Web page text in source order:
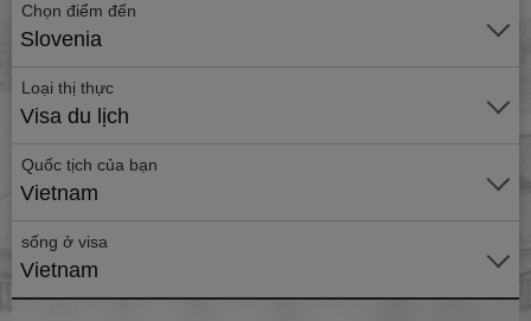
Chọn điểm đến
Slovenia
Loại thị thực
Visa du lịch
Quốc tịch của bạn
Vietnam
sống ở visa
Vietnam
Gửi
hồ